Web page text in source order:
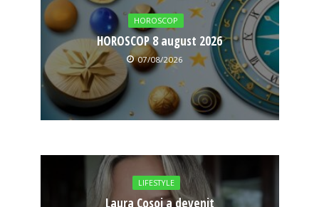
HOROSCOP
HOROSCOP 8 august 2026
07/08/2026
LIFESTYLE
Laura Cosoi a devenit